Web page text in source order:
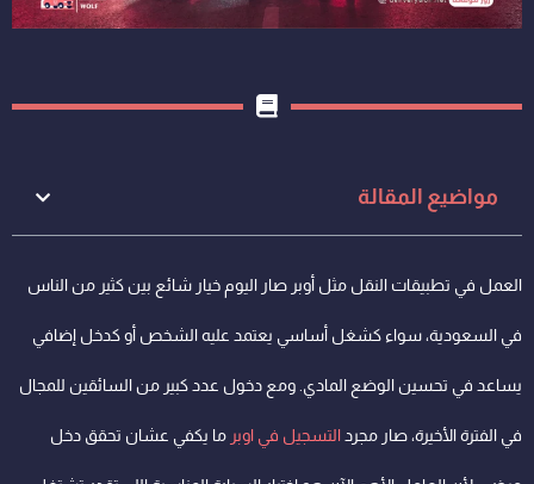
مواضيع المقالة
العمل في تطبيقات النقل مثل أوبر صار اليوم خيار شائع بين كثير من الناس
في السعودية، سواء كشغل أساسي يعتمد عليه الشخص أو كدخل إضافي
يساعد في تحسين الوضع المادي. ومع دخول عدد كبير من السائقين للمجال
في الفترة الأخيرة، صار مجردالتسجيل في اوبر ما يكفي عشان تحقق دخل